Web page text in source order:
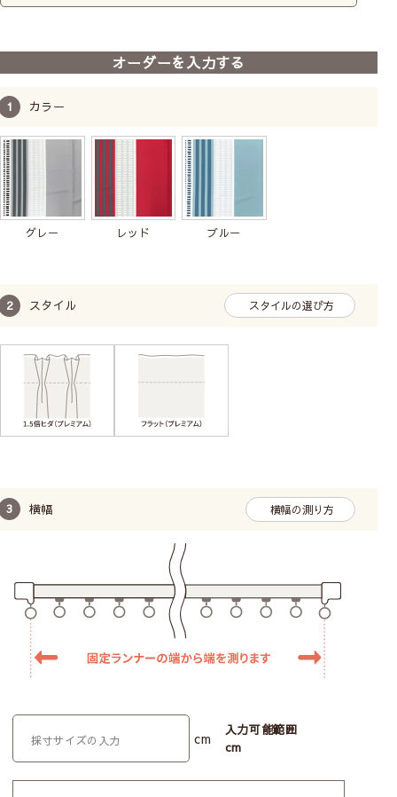
セルが付いています。
オーダーを入力する
カラー
グレー レッド ブルー
スタイル スタイルの選び方
横幅 横幅の測り方
cm
入力可能範囲
cm